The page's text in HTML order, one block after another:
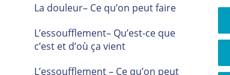
La douleur– Ce qu’on peut faire
L’essoufflement– Qu’est-ce que
c’est et d’où ça vient
L’essoufflement – Ce qu’on peut